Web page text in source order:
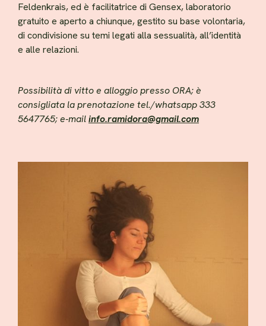
Feldenkrais, ed è facilitatrice di Gensex, laboratorio
gratuito e aperto a chiunque, gestito su base volontaria,
di condivisione su temi legati alla sessualità, all’identità
e alle relazioni.
Possibilità di vitto e alloggio presso ORA; è
consigliata la prenotazione tel./whatsapp 333
5647765; e-mailinfo.ramidora@gmail.com